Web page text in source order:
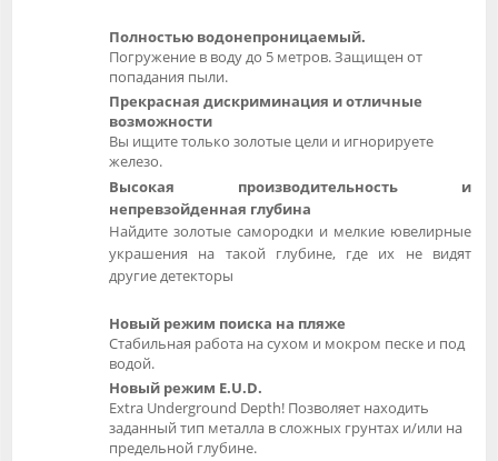
Полностью водонепроницаемый.
Погружение в воду до 5 метров. Защищен от
попадания пыли.
Прекрасная дискриминация и отличные
возможности
Вы ищите только золотые цели и игнорируете
железо.
Высокая производительность и
непревзойденная глубина
Найдите золотые самородки и мелкие ювелирные
украшения на такой глубине, где их не видят
другие детекторы
Новый режим поиска на пляже
Стабильная работа на сухом и мокром песке и под
водой.
Новый режим E.U.D.
Extra Underground Depth! Позволяет находить
заданный тип металла в сложных грунтах и/или на
предельной глубине.